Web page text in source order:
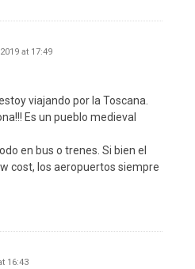
at 17:49
viajando por la Toscana.
Es un pueblo medieval
en bus o trenes. Si bien el
cost, los aeropuertos siempre
16:43